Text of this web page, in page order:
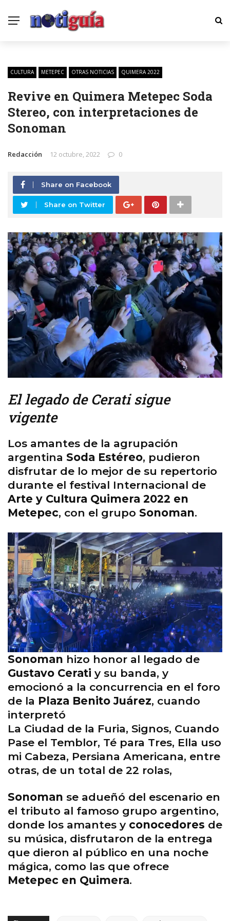
CULTURA METEPEC OTRAS NOTICIAS QUIMERA 2022
Revive en Quimera Metepec Soda
Stereo, con interpretaciones de
Sonoman
Redacción 12 octubre, 2022 0
Share on Facebook
Share on Twitter
El legado de Cerati sigue
vigente
Los amantes de la agrupación
argentina Soda Estéreo, pudieron
disfrutar de lo mejor de su repertorio
durante el festival Internacional de
Arte y Cultura Quimera 2022 en
Metepec, con el grupo Sonoman.
Sonoman hizo honor al legado de
Gustavo Cerati y su banda, y
emocionó a la concurrencia en el foro
de la Plaza Benito Juárez, cuando
interpretó
La Ciudad de la Furia, Signos, Cuando
Pase el Temblor, Té para Tres, Ella uso
mi Cabeza, Persiana Americana, entre
otras, de un total de 22 rolas,
Sonoman se adueñó del escenario en
el tributo al famoso grupo argentino,
donde los amantes y conocedores de
su música, disfrutaron de la entrega
que dieron al público en una noche
mágica, como las que ofrece
Metepec en Quimera.